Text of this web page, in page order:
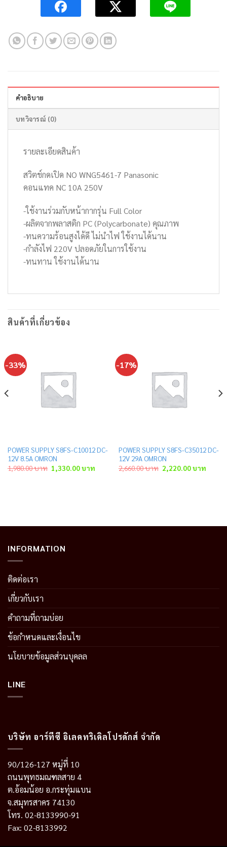
คำอธิบาย
บทวิจารณ์ (0)
รายละเอียดสินค้า
สวิตช์กดเปิด NO WNG5461-7 Panasonic
คอนแทค NC 10A 250V
-ใช้งานร่วมกับหน้ากากรุ่น Full Color
-ผลิตจากพลาสติก PC (Polycarbonate) คุณภาพ
-ทนความร้อนสูงได้ดี ไม่นำไฟ ใช้งานได้นาน
-กำลังไฟ 220V ปลอดภัยในการใช้งาน
-ทนทาน ใช้งานได้นาน
สินค้าที่เกี่ยวข้อง
-33%
POWER SUPPLY S8FS-C10012 DC-
12V 8.5A OMRON
1,980.00บาท Original
price
1,330.00บาทCurrent
price
-17%
POWER SUPPLY S8FS-C35012 DC-
12V 29A OMRON
2,660.00บาท Original
price
2,220.00บาท
price
INFORMATION
ติดต่อเรา
เกี่ยวกับเรา
คำถามที่ถามบ่อย
ข้อกำหนดและเงื่อนไข
นโยบายข้อมูลส่วนบุคลล
LINE
บริษัท อาร์ทีซี อิเลคทริเคิลโปรดักส์ จำกัด
90/126-127 หมู่ที่ 10
ถนนพุทธมณฑลสาย 4
ต.อ้อมน้อย อ.กระทุ่มแบน
จ.สมุทรสาคร 74130
โทร. 02-8133990-91
Fax: 02-8133992